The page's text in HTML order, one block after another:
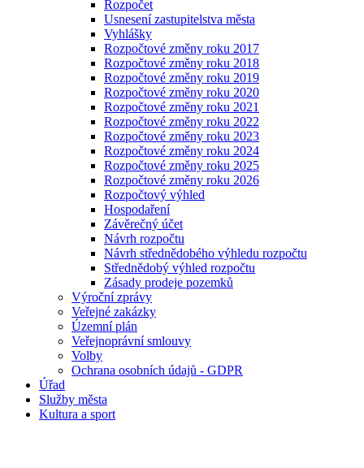
Rozpočet
Usnesení zastupitelstva města
Vyhlášky
Rozpočtové změny roku 2017
Rozpočtové změny roku 2018
Rozpočtové změny roku 2019
Rozpočtové změny roku 2020
Rozpočtové změny roku 2021
Rozpočtové změny roku 2022
Rozpočtové změny roku 2023
Rozpočtové změny roku 2024
Rozpočtové změny roku 2025
Rozpočtové změny roku 2026
Rozpočtový výhled
Hospodaření
Závěrečný účet
Návrh rozpočtu
Návrh střednědobého výhledu rozpočtu
Střednědobý výhled rozpočtu
Zásady prodeje pozemků
Výroční zprávy
Veřejné zakázky
Územní plán
Veřejnoprávní smlouvy
Volby
Ochrana osobních údajů - GDPR
Úřad
Služby města
Kultura a sport